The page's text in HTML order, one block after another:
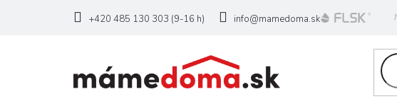
+420 485 130 303 (9-16 h) info@mamedoma.sk